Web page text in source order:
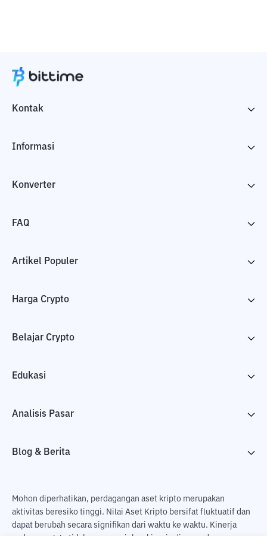
Kontak
Informasi
Konverter
FAQ
Artikel Populer
Harga Crypto
Belajar Crypto
Edukasi
Analisis Pasar
Blog & Berita
Mohon diperhatikan, perdagangan aset kripto merupakan
aktivitas beresiko tinggi. Nilai Aset Kripto bersifat fluktuatif dan
dapat berubah secara signifikan dari waktu ke waktu. Kinerja